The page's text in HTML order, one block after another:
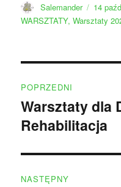
Autor
Salemander
Data
14
WARSZTATY,Warsztaty
wpisu
POPRZEDNI
Poprzedni
wpis:
Warsztaty dla
Rehabilitacja
NASTĘPNY